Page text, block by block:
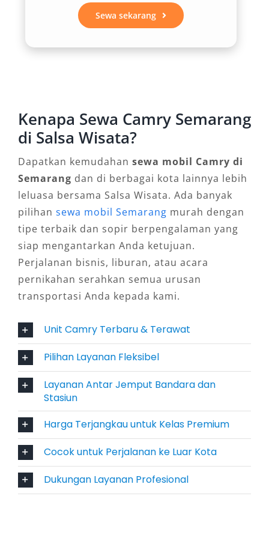
atau melewati medan dengan lalu lintas padat.
3. Cocok untuk Antar Jemput
mobil ini sangat ideal digunakan untuk layanan
antar jemput Bandara Jenderal Ahmad Yani
hanya menawarkan kenyamanan maksimal bagi
penumpang, sewa mobil Camry Semarang juga
meningkatkan citra pelayanan bagi perusahaan
atau hotel yang menyambut tamu penting dari
luar kota.
4. Fitur Keselamatan dan
Teknologi Lengkap
mutakhir dan fitur keselamatan canggih.
Sistem pengereman ABS, sensor parkir, hingga
kontrol stabilitas berkendara, menjadikan
rental mobil Camry Semarang pilihan tepat
bagi pengguna yang mengutamakan keamanan
selama perjalanan. Terlebih bagi pelanggan
yang memilih paket dengan sopir, keamanan
lebih terjamin berkat pengemudi profesional
dan berpengalaman.
Sewa sekarang
Kenapa Sewa Camry Semarang
di Salsa Wisata?
Dapatkan kemudahan sewa mobil Camry di
Semarang dan di berbagai kota lainnya lebih
leluasa bersama Salsa Wisata. Ada banyak
pilihan sewa mobil Semarang murah dengan
tipe terbaik dan sopir berpengalaman yang
siap mengantarkan Anda ketujuan.
Perjalanan bisnis, liburan, atau acara
pernikahan serahkan semua urusan
transportasi Anda kepada kami.
Unit Camry Terbaru & Terawat
Pilihan Layanan Fleksibel
Layanan Antar Jemput Bandara dan
Stasiun
Harga Terjangkau untuk Kelas Premium
Cocok untuk Perjalanan ke Luar Kota
Dukungan Layanan Profesional